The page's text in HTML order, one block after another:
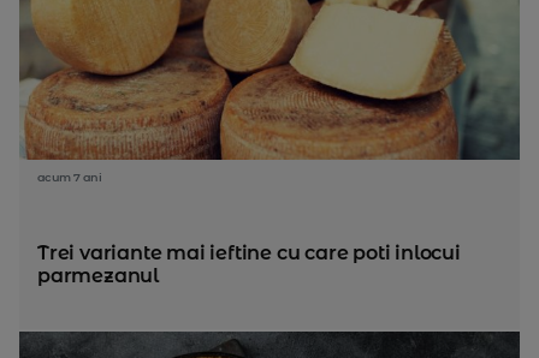
acum 7 ani
Trei variante mai ieftine cu care poti inlocui
parmezanul